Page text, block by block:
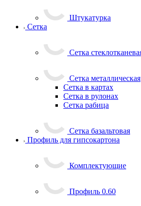
Штукатурка
Сетка
Сетка
Сетка металлическая
Сетка в картах
Сетка в рулонах
Сетка рабица
Сетка базальтовая
Профиль для гипсокартона
Комплектующие
Профиль 0.60